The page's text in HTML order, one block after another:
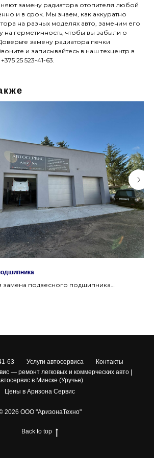
замену радиатора отопителя любой
и в срок. Мы знаем, как аккуратно
на разных моделях авто, заменим его
на герметичность, чтобы вы забыли о
замену радиатора печки
и записывайтесь в наш техцентр в
25 523-41-63.
подвесного подшипника
63 Услуги автосервиса
Контакты
— ремонт легковых и коммерческих авто |
в Минске (Уручье)
Цены в Аризона Сервис
2026 ООО "АризонаТехно"
Back to top